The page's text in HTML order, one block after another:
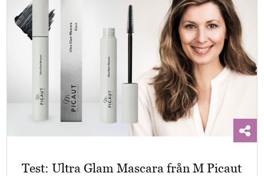
Test: Ultra Glam Mascara från M Picaut